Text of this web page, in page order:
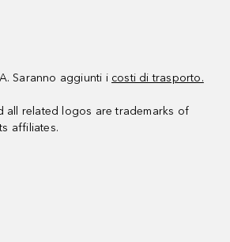
Saranno aggiunti i costi di trasporto.
all related logos are trademarks of
affiliates.